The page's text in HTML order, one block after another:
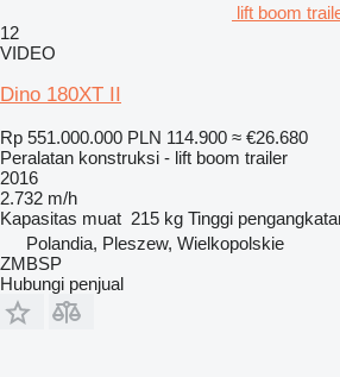
lift boom
12
VIDEO
Dino 180XT II
Rp 551.000.000 PLN 114.900 ≈ €26.680
Peralatan konstruksi - lift boom trailer
2016
2.732 m/h
Kapasitas muat 215 kg Tinggi
Polandia, Pleszew, Wielkopolskie
ZMBSP
Hubungi penjual